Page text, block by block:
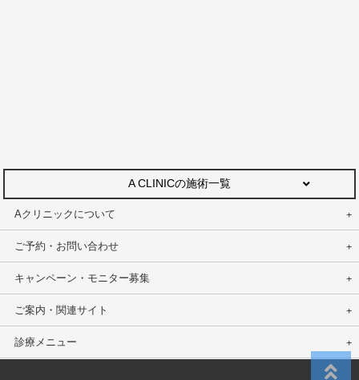
A CLINICの施術一覧
Aクリニックについて
ご予約・お問い合わせ
キャンペーン・モニター募集
ご案内・関連サイト
診療メニュー